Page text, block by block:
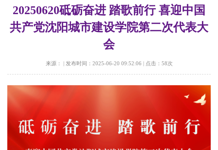
20250620砥砺奋进 踏歌前行 喜迎中国
共产党沈阳城市建设学院第二次代表大
会
来源： | 发布时间：2025-06-20 09:52:06 | 点击： 58次